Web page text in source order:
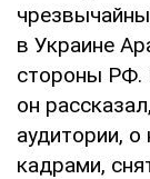
в Украине
стороны РФ.
он
аудитории,
кадрами,